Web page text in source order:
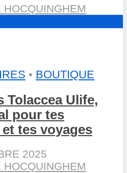
HOCQUINGHEM
• BOUTIQUE
Tolaccea Ulife,
pour tes
tes voyages
2025
HOCQUINGHEM